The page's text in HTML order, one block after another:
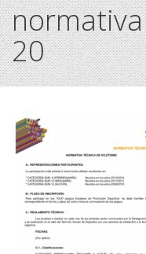
20